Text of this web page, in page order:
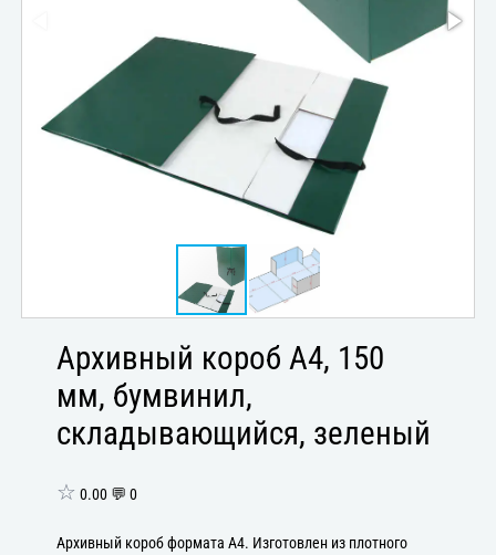
Архивный короб А4, 150
мм, бумвинил,
складывающийся, зеленый
☆ 0.00 💬 0
Архивный короб формата А4. Изготовлен из плотного